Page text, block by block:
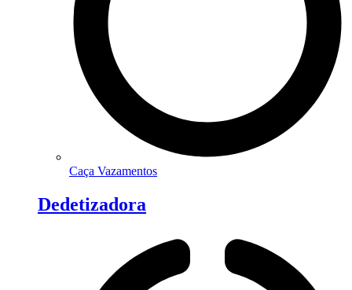
Caça Vazamentos
Dedetizadora